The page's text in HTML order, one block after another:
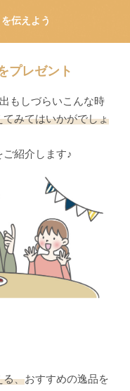
伝えよう
プレゼント
もしづらいこんな時
みてはいかがでしょ
紹介します♪
る、おすすめの逸品を